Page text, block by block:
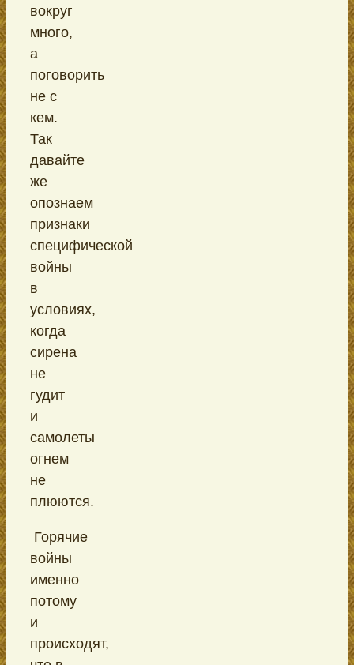
вокруг
много,
а
поговорить
не с
кем.
Так
давайте
же
опознаем
признаки
специфической
войны
в
условиях,
когда
сирена
не
гудит
и
самолеты
огнем
не
плюются.
Горячие
войны
именно
потому
и
происходят,